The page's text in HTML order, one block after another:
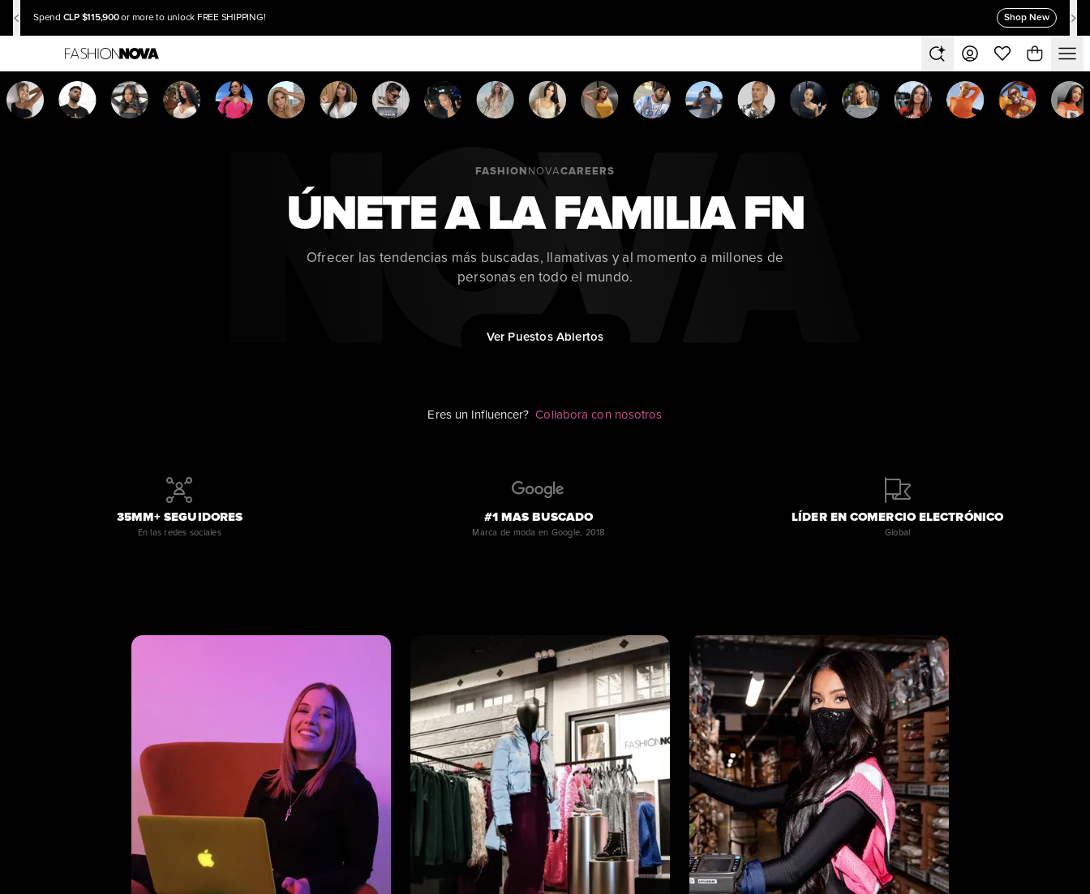
Spend CLP $115,900 or more to unlock FREE SHIPPING! Shop New
FASHION NOVACAREERS
ÚNETE A LA FAMILIA FN
Ofrecer las tendencias más buscadas, llamativas y al momento a millones de
personas en todo el mundo.
Ver Puestos Abiertos
Eres un Influencer? Collabora con nosotros
35MM+ SEGUIDORES
En las redes sociales
#1 MAS BUSCADO
Marca de moda en Google, 2018
LÍDER EN COMERCIO ELECTRÓNICO
Global